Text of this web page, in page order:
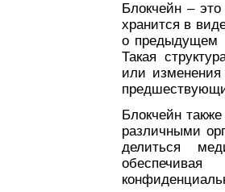
Блокчейн –
хранится в
о предыдущем
Такая
или изменения
Блокчейн
различными
делиться